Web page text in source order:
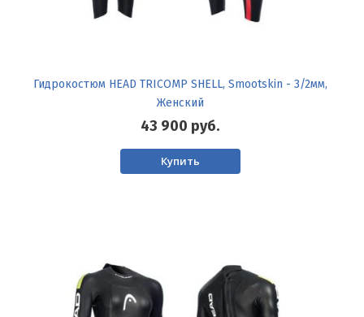
Гидрокостюм HEAD TRICOMP SHELL, Smootskin - 3/2мм,
Женский
43 900 руб.
Купить